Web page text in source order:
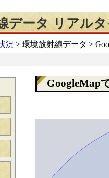
データ リアル
況 > 環境放射線データ >
GoogleMap